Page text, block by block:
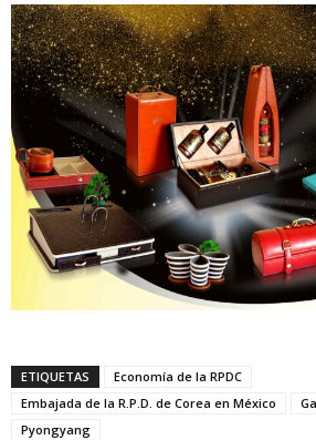
ETIQUETAS
Economía de la RPDC
Embajada de la R.P.D. de Corea en México
Pyongyang